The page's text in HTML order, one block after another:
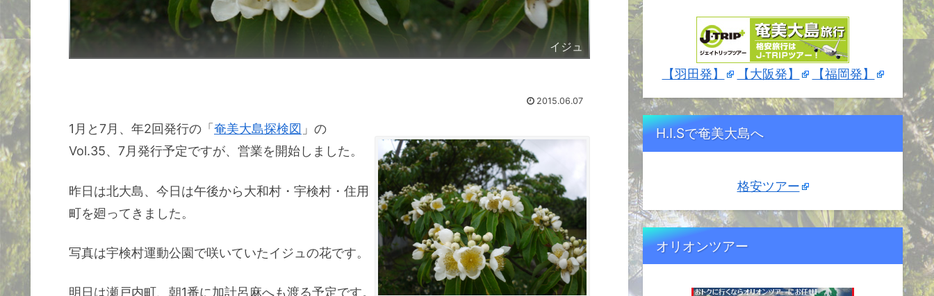
イジュ
2015.06.07
1月と7月、年2回発行の「 奄美大島探検図 」の
Vol.35、7月発行予定ですが、営業を開始しました。
昨日は北大島、今日は午後から大和村・宇検村・住用
町を廻ってきました。
写真は宇検村運動公園で咲いていたイジュの花です。
明日は瀬戸内町、朝1番に加計呂麻へも渡る予定です。
【羽田発】 【大阪発】 【福岡発】
H.I.Sで奄美大島へ
格安ツアー
オリオンツアー